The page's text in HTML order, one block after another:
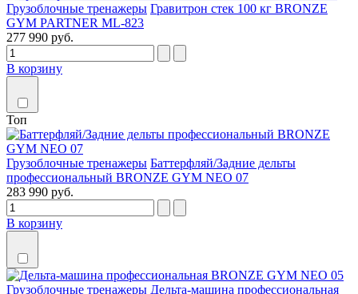
Грузоблочные тренажеры Гравитрон стек 100 кг BRONZE
GYM PARTNER ML-823
277 990 руб.
В корзину
Топ
Грузоблочные тренажеры Баттерфляй/Задние дельты
профессиональный BRONZE GYM NEO 07
283 990 руб.
В корзину
Грузоблочные тренажеры Дельтa-машина профессиональная